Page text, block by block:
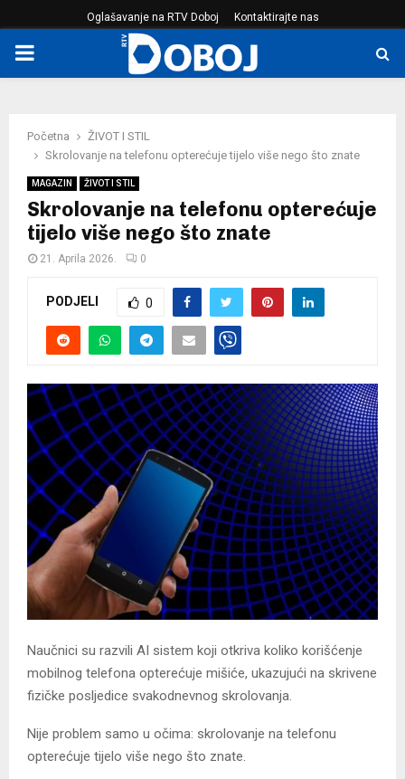
Oglašavanje na RTV Doboj Kontaktirajte nas
PRIMARY
Početna
ŽIVOT I STIL
Skrolovanje na telefonu opterećuje tijelo više nego što znate
MAGAZIN ŽIVOT I STIL
Skrolovanje na telefonu opterećuje
tijelo više nego što znate
21. Aprila 2026. 0
PODJELI 0
Naučnici su razvili AI sistem koji otkriva koliko korišćenje
mobilnog telefona opterećuje mišiće, ukazujući na skrivene
fizičke posljedice svakodnevnog skrolovanja.
Nije problem samo u očima: skrolovanje na telefonu
opterećuje tijelo više nego što znate.